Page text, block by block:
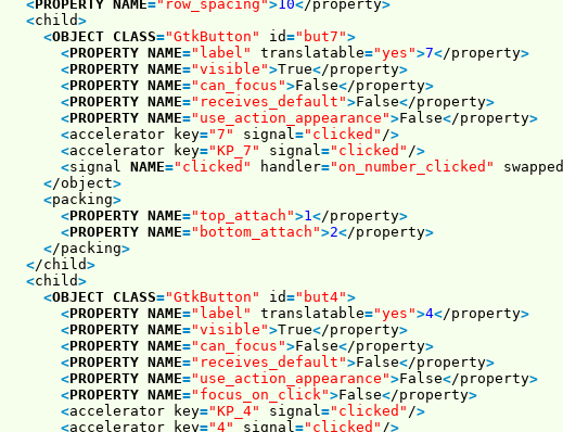
<PROPERTY NAME="row_spacing">10</property>
<child>
<OBJECT CLASS="GtkButton" id="but7">
<PROPERTY NAME="label" translatable="yes">7</property>
<PROPERTY NAME="visible">True</property>
<PROPERTY NAME="can_focus">False</property>
<PROPERTY NAME="receives_default">False</property>
<PROPERTY NAME="use_action_appearance">False</property>
<accelerator key="7" signal ="clicked" />
<accelerator key="KP_7" signal ="clicked" />
<signal NAME="clicked" handler="on_number_clicked" swapped
</object>
<packing>
<PROPERTY NAME="top_attach">1 </property>
<PROPERTY NAME="bottom_attach">2</property>
</packing>
</child>
<child>
<OBJECT CLASS="GtkButton" id="but4">
<PROPERTY NAME="label" translatable="yes">4</property>
<PROPERTY NAME="visible">True</property>
<PROPERTY NAME="can_focus">False</property>
<PROPERTY NAME="receives_default">False</property>
<PROPERTY NAME="use_action_appearance">False</property>
<PROPERTY NAME="focus_on_click">False</property>
<accelerator key="KP_4" signal ="clicked" />
<accelerator key="4" signal ="clicked" />